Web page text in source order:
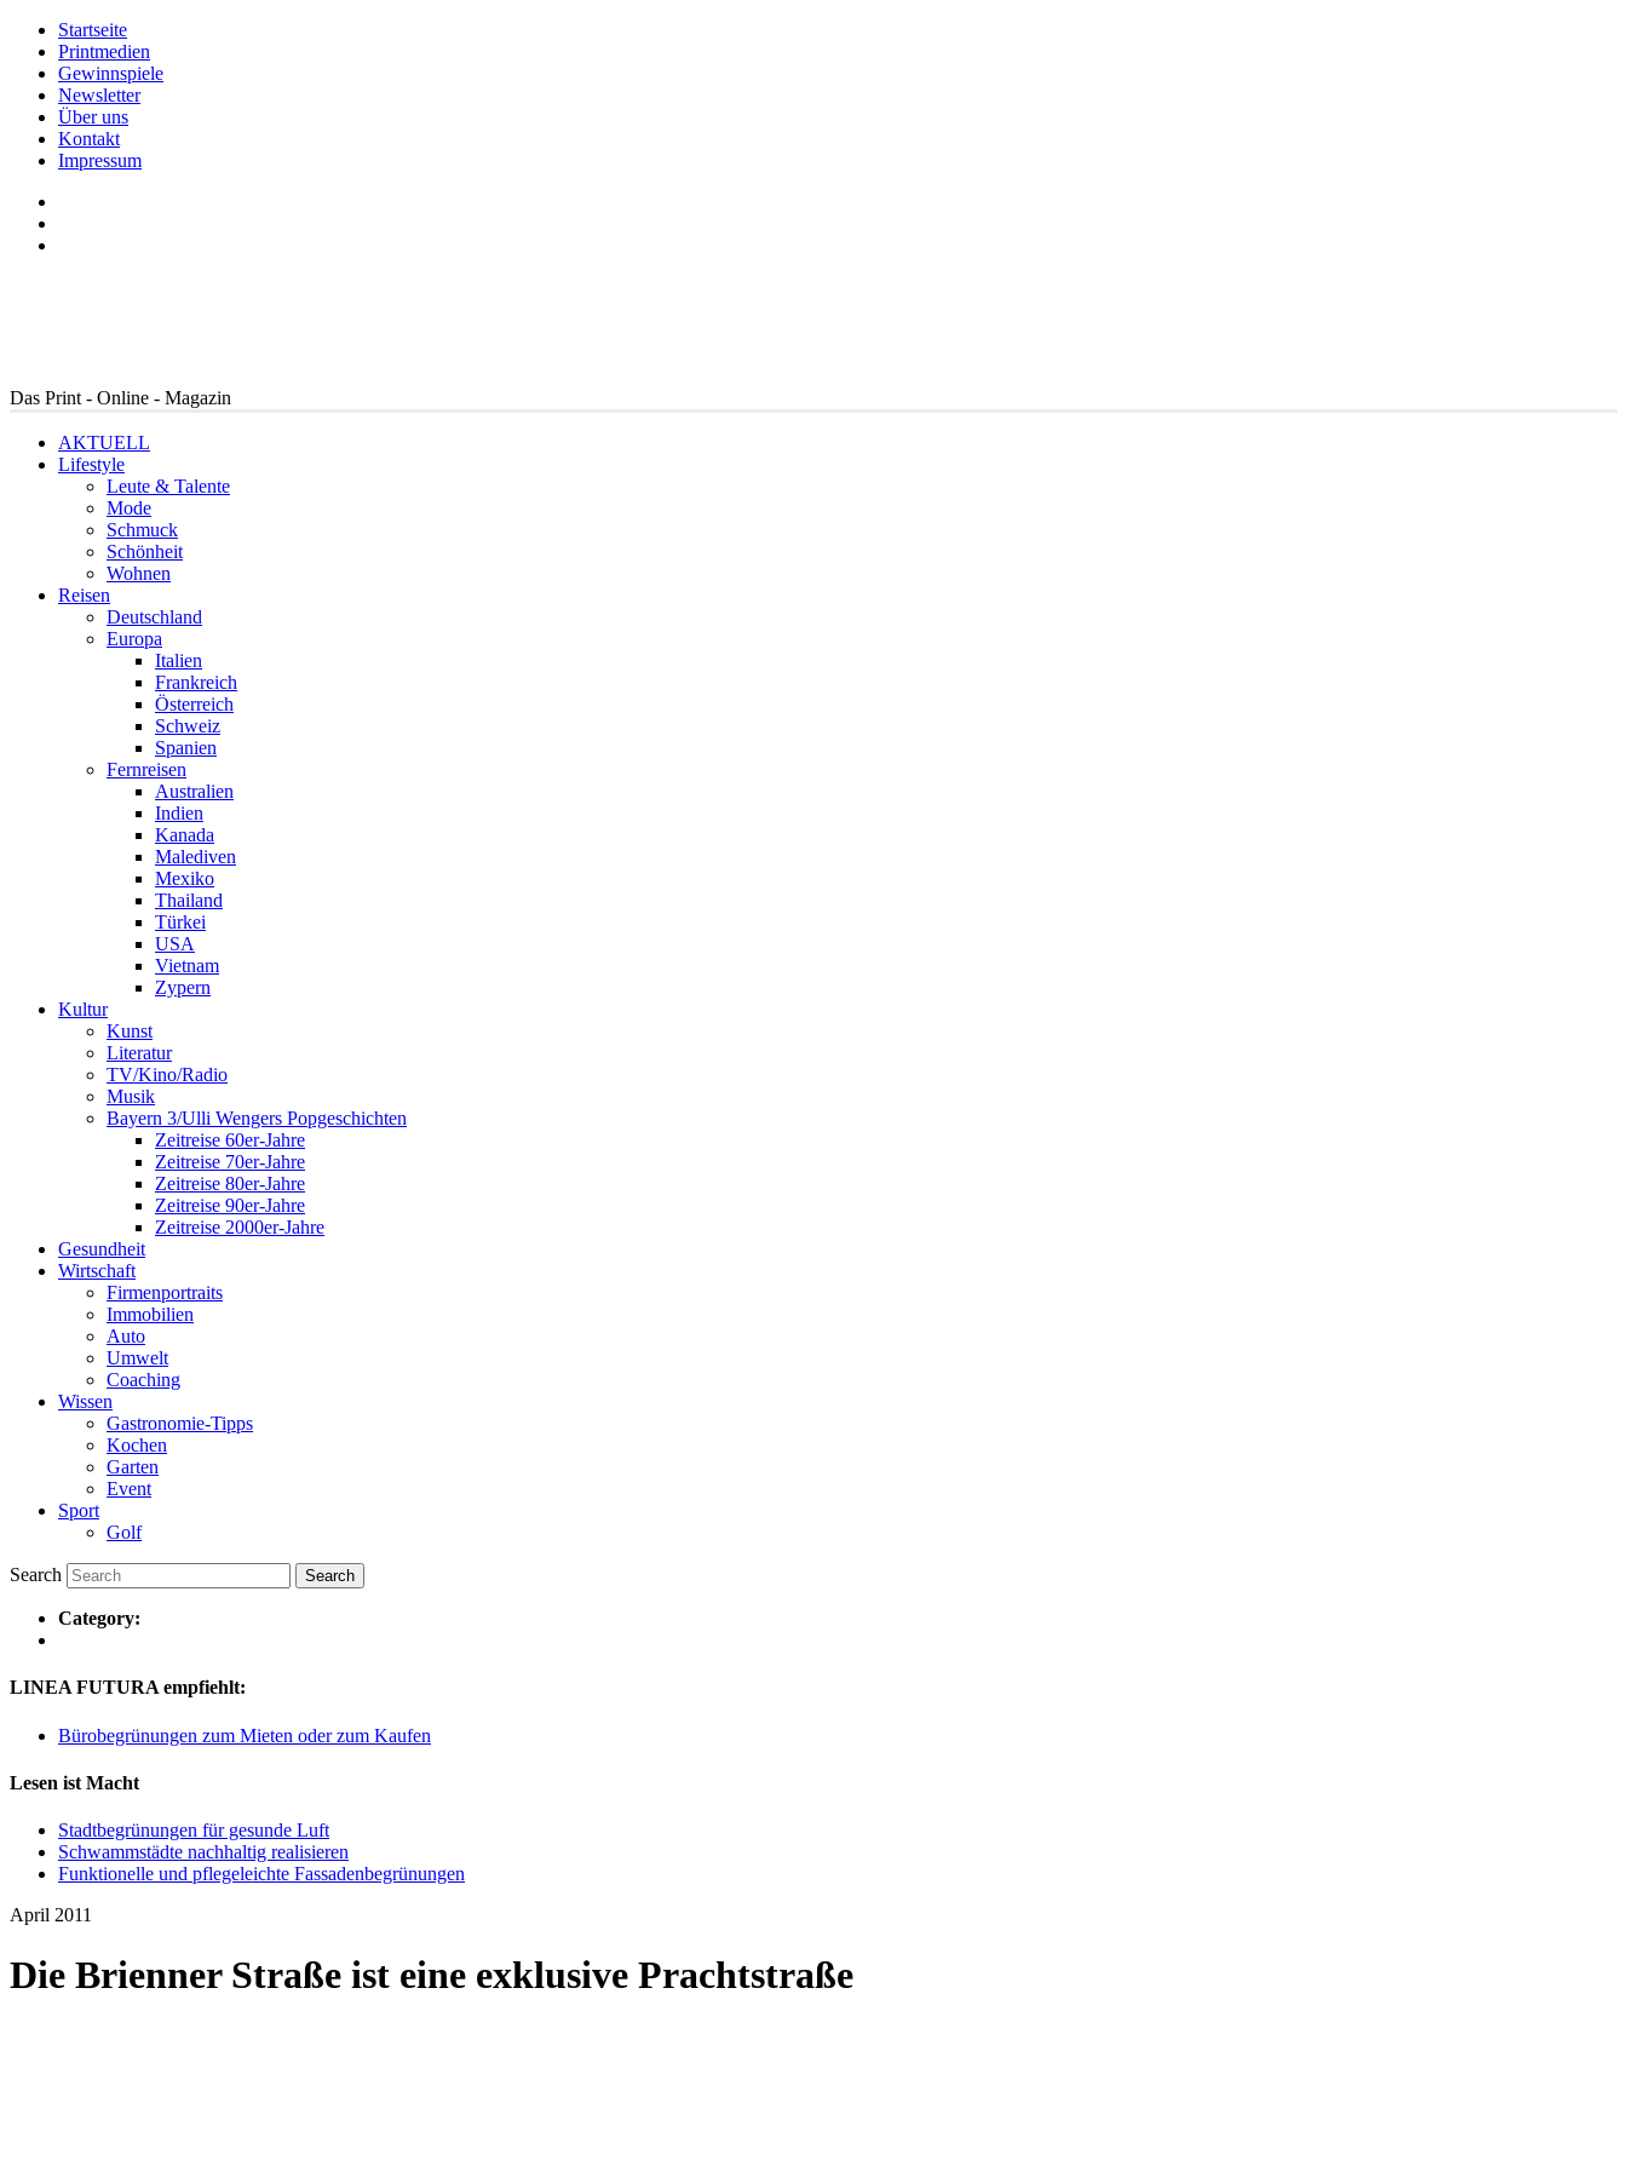
Startseite
Printmedien
Gewinnspiele
Newsletter
Über uns
Kontakt
Impressum
Das Print - Online - Magazin
AKTUELL
Lifestyle
Leute & Talente
Mode
Schmuck
Schönheit
Wohnen
Reisen
Deutschland
Europa
Italien
Frankreich
Österreich
Schweiz
Spanien
Fernreisen
Australien
Indien
Kanada
Malediven
Mexiko
Thailand
Türkei
USA
Vietnam
Zypern
Kultur
Kunst
Literatur
TV/Kino/Radio
Musik
Bayern 3/Ulli Wengers Popgeschichten
Zeitreise 60er-Jahre
Zeitreise 70er-Jahre
Zeitreise 80er-Jahre
Zeitreise 90er-Jahre
Zeitreise 2000er-Jahre
Gesundheit
Wirtschaft
Firmenportraits
Immobilien
Auto
Umwelt
Coaching
Wissen
Gastronomie-Tipps
Kochen
Garten
Event
Sport
Golf
Search
Category:
LINEA FUTURA empfiehlt:
Bürobegrünungen zum Mieten oder zum Kaufen
Lesen ist Macht
Stadtbegrünungen für gesunde Luft
Schwammstädte nachhaltig realisieren
Funktionelle und pflegeleichte Fassadenbegrünungen
April 2011
Die Brienner Straße ist eine exklusive Prachtstraße